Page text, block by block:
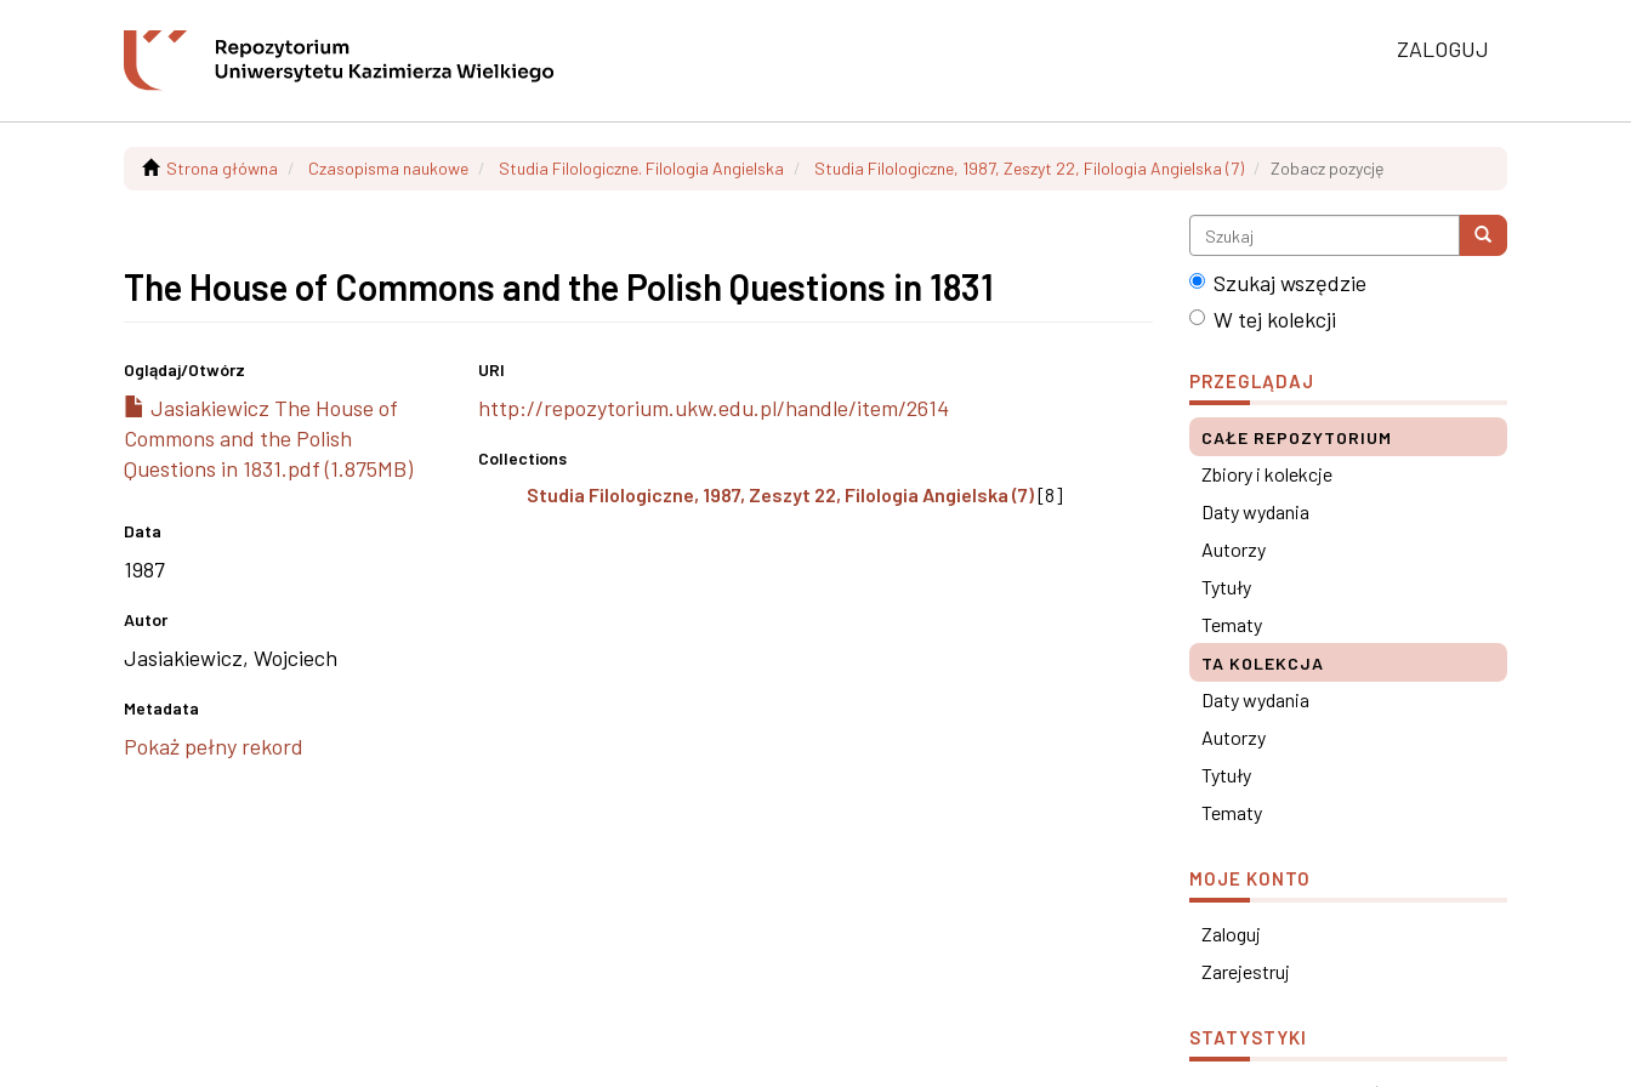
ZALOGUJ
Strona główna Czasopisma naukowe Studia Filologiczne. Filologia Angielska Studia Filologiczne, 1987, Zeszyt 22, Filologia Angielska (7) Zobacz pozycję
The House of Commons and the Polish Questions in 1831
Oglądaj/Otwórz
Jasiakiewicz The House of
Commons and the Polish
Questions in 1831.pdf (1.875MB)
Data
1987
Autor
Jasiakiewicz, Wojciech
Metadata
Pokaż pełny rekord
URI
http://repozytorium.ukw.edu.pl/handle/item/2614
Collections
Studia Filologiczne, 1987, Zeszyt 22, Filologia Angielska (7)[8]
Szukaj wszędzie
W tej kolekcji
PRZEGLĄDAJ
CAŁE REPOZYTORIUM
Zbiory i kolekcje
Daty wydania
Autorzy
Tytuły
Tematy
TA KOLEKCJA
Daty wydania
Autorzy
Tytuły
Tematy
MOJE KONTO
Zaloguj
Zarejestruj
STATYSTYKI